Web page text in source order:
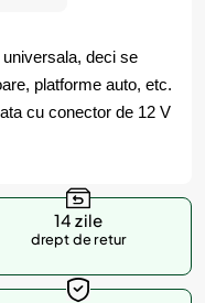
deci se
platforme auto, etc.
cu conector de 12 V
14 zile
drept de retur